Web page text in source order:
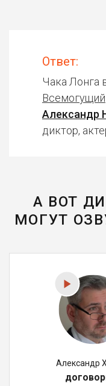
Ответ:
Чака Лонга
Всемогущий
Александр
диктор,
А ВОТ
МОГУТ
Александр